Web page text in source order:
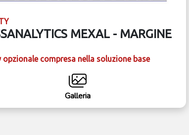
MEXAL - MARGINE
opzionale compresa nella soluzione base
Galleria